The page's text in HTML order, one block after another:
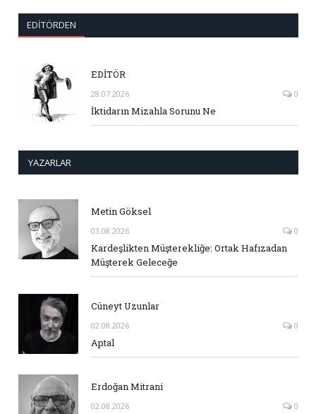
EDITÖRDEN
EDİTÖR
28.07.2026 0
İktidarın Mizahla Sorunu Ne
YAZARLAR
Metin Göksel
03.08.2026 0
Kardeşlikten Müşterekliğe: Ortak Hafızadan
Müşterek Geleceğe
Cüneyt Uzunlar
02.08.2026 0
Aptal
Erdoğan Mitrani
02.08.2026 0